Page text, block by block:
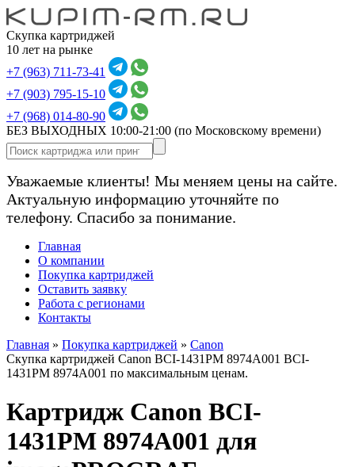
Скупка картриджей
10 лет на рынке
+7 (963) 711-73-41
+7 (903) 795-15-10
+7 (968) 014-80-90
БЕЗ ВЫХОДНЫХ 10:00-21:00 (по Московскому времени)
Уважаемые клиенты! Мы меняем цены на сайте.
Актуальную информацию уточняйте по
телефону. Спасибо за понимание.
Главная
О компании
Покупка картриджей
Оставить заявку
Работа с регионами
Контакты
Главная » Покупка картриджей » Canon
Скупка картриджей Canon BCI-1431PM 8974A001 BCI-
1431PM 8974A001 по максимальным ценам.
Картридж Canon BCI-
1431PM 8974A001 для